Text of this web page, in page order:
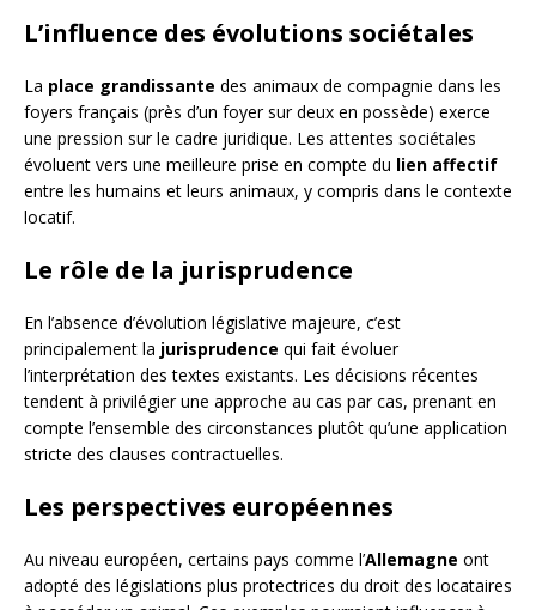
L’influence des évolutions sociétales
La place grandissante des animaux de compagnie dans les
foyers français (près d’un foyer sur deux en possède) exerce
une pression sur le cadre juridique. Les attentes sociétales
évoluent vers une meilleure prise en compte du lien affectif
entre les humains et leurs animaux, y compris dans le contexte
locatif.
Le rôle de la jurisprudence
En l’absence d’évolution législative majeure, c’est
principalement la jurisprudence qui fait évoluer
l’interprétation des textes existants. Les décisions récentes
tendent à privilégier une approche au cas par cas, prenant en
compte l’ensemble des circonstances plutôt qu’une application
stricte des clauses contractuelles.
Les perspectives européennes
Au niveau européen, certains pays comme l’Allemagne ont
adopté des législations plus protectrices du droit des locataires